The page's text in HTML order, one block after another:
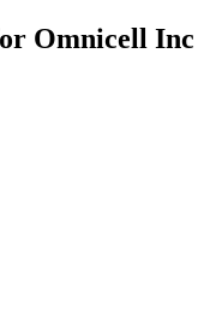
Omnicell Inc